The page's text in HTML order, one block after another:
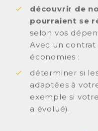
découvrir de
pourraient se
selon vos
Avec un contrat
économies ;
déterminer si
adaptées à
exemple si
a évolué).